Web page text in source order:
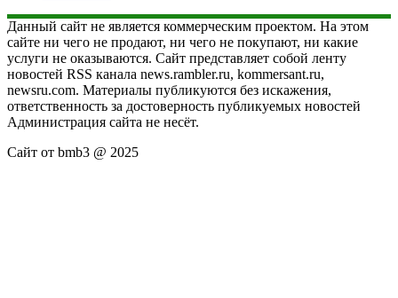
Данный сайт не является коммерческим проектом. На этом
сайте ни чего не продают, ни чего не покупают, ни какие
услуги не оказываются. Сайт представляет собой ленту
новостей RSS канала news.rambler.ru, kommersant.ru,
newsru.com. Материалы публикуются без искажения,
ответственность за достоверность публикуемых новостей
Администрация сайта не несёт.
Сайт от bmb3 @ 2025